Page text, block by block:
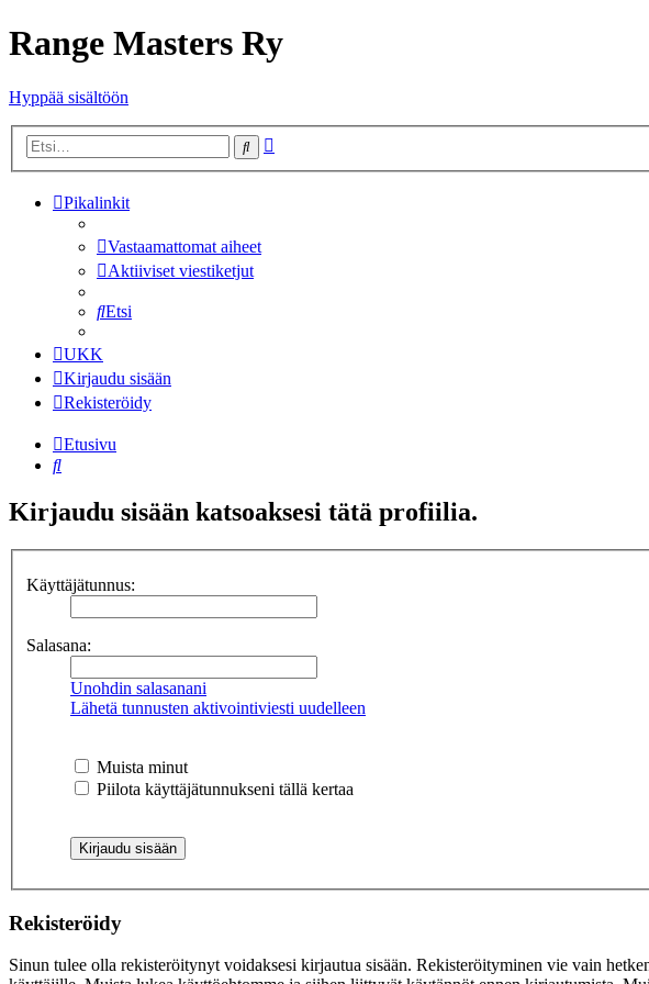
Range Masters Ry
Hyppää sisältöön
Etsi
Pikalinkit
Vastaamattomat aiheet
Aktiiviset viestiketjut
Etsi
UKK
Kirjaudu sisään
Rekisteröidy
Etusivu
Etsi
Kirjaudu sisään katsoaksesi tätä profiilia.
Käyttäjätunnus:
Salasana:
Unohdin salasanani
Lähetä tunnusten aktivointiviesti uudelleen
Muista minut
Piilota käyttäjätunnukseni tällä kertaa
Rekisteröidy
Sinun tulee olla rekisteröitynyt voidaksesi kirjautua sisään. Rekisteröityminen vie vain